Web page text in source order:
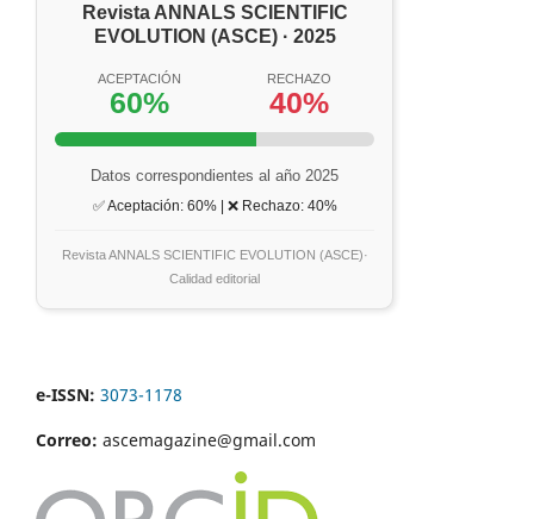
Revista ANNALS SCIENTIFIC
EVOLUTION (ASCE) · 2025
ACEPTACIÓN
60%
RECHAZO
40%
Datos correspondientes al año 2025
✅ Aceptación: 60% | ❌ Rechazo: 40%
Revista ANNALS SCIENTIFIC EVOLUTION (ASCE)·
Calidad editorial
e-ISSN: 3073-1178
Correo: ascemagazine@gmail.com